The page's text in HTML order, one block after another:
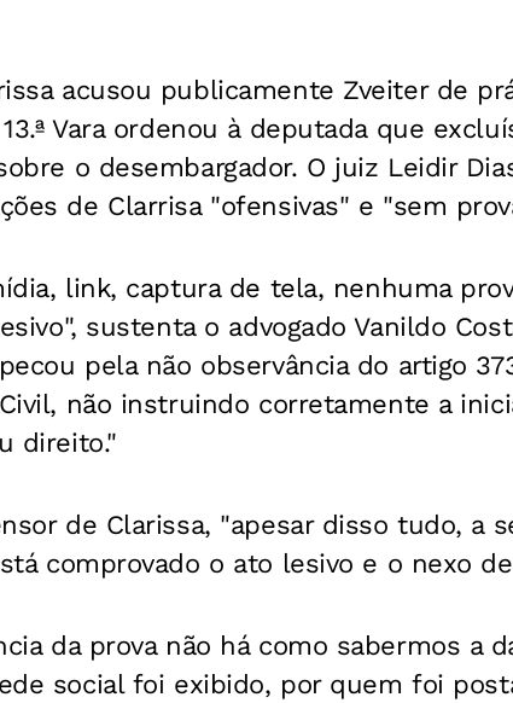
acusou publicamente Zveiter de
Vara ordenou à deputada que
o desembargador. O juiz Leidir
de Clarrisa "ofensivas" e "sem
link, captura de tela, nenhuma
sustenta o advogado Vanildo
pela não observância do artigo
não instruindo corretamente a
direito."
de Clarissa, "apesar disso tudo, a
comprovado o ato lesivo e o nexo
da prova não há como sabermos a
social foi exibido, por quem foi